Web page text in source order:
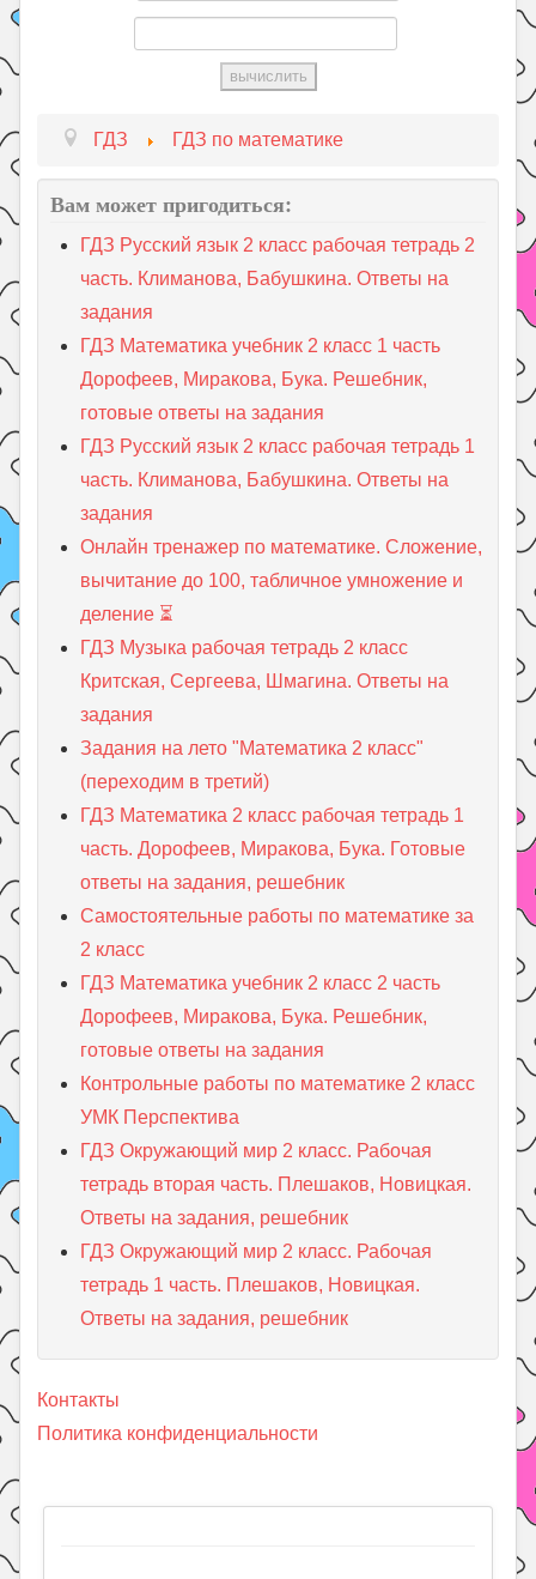
ГДЗ ГДЗ по математике
Вам может пригодиться:
ГДЗ Русский язык 2 класс рабочая тетрадь 2
часть. Климанова, Бабушкина. Ответы на
задания
ГДЗ Математика учебник 2 класс 1 часть
Дорофеев, Миракова, Бука. Решебник,
готовые ответы на задания
ГДЗ Русский язык 2 класс рабочая тетрадь 1
часть. Климанова, Бабушкина. Ответы на
задания
Онлайн тренажер по математике. Сложение,
вычитание до 100, табличное умножение и
деление ⏳
ГДЗ Музыка рабочая тетрадь 2 класс
Критская, Сергеева, Шмагина. Ответы на
задания
Задания на лето "Математика 2 класс"
(переходим в третий)
ГДЗ Математика 2 класс рабочая тетрадь 1
часть. Дорофеев, Миракова, Бука. Готовые
ответы на задания, решебник
Самостоятельные работы по математике за
2 класс
ГДЗ Математика учебник 2 класс 2 часть
Дорофеев, Миракова, Бука. Решебник,
готовые ответы на задания
Контрольные работы по математике 2 класс
УМК Перспектива
ГДЗ Окружающий мир 2 класс. Рабочая
тетрадь вторая часть. Плешаков, Новицкая.
Ответы на задания, решебник
ГДЗ Окружающий мир 2 класс. Рабочая
тетрадь 1 часть. Плешаков, Новицкая.
Ответы на задания, решебник
Контакты
Политика конфиденциальности